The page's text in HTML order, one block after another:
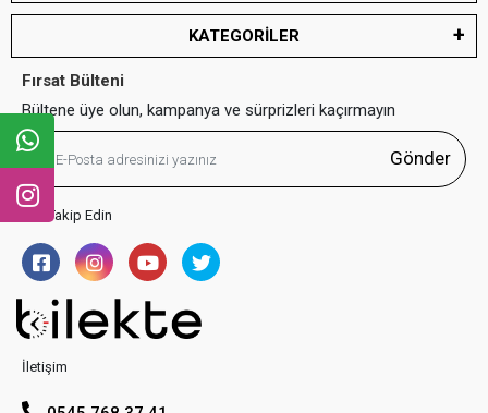
KATEGORİLER
Fırsat Bülteni
Bültene üye olun, kampanya ve sürprizleri kaçırmayın
Gönder
Bizi Takip Edin
İletişim